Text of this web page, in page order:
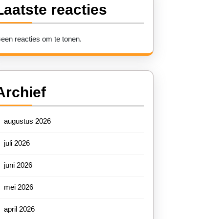
reacties
reacties om te tonen.
augustus 2026
juli 2026
juni 2026
mei 2026
april 2026